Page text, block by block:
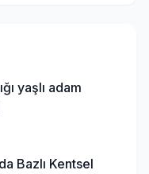
yaşlı adam
Bazlı Kentsel